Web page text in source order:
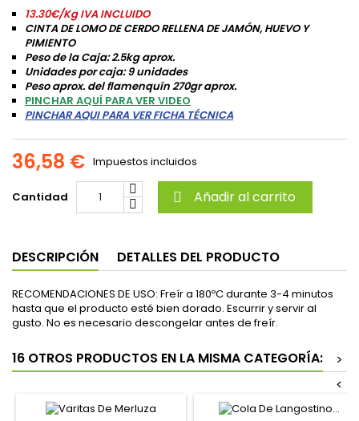
13.30€/Kg IVA INCLUIDO
CINTA DE LOMO DE CERDO RELLENA DE JAMÓN, HUEVO Y
PIMIENTO
Peso de la Caja: 2.5kg aprox.
Unidades por caja: 9 unidades
Peso aprox. del flamenquín 270gr aprox.
PINCHAR AQUÍ PARA VER VIDEO
PINCHAR AQUI PARA VER FICHA TÉCNICA
36,58 € Impuestos incluidos
Cantidad  Añadir al carrito
DESCRIPCIÓN DETALLES DEL PRODUCTO
RECOMENDACIONES DE USO: Freír a 180ºC durante 3-4 minutos
hasta que el producto esté bien dorado. Escurrir y servir al
gusto. No es necesario descongelar antes de freír.
16 OTROS PRODUCTOS EN LA MISMA CATEGORÍA:
>
<